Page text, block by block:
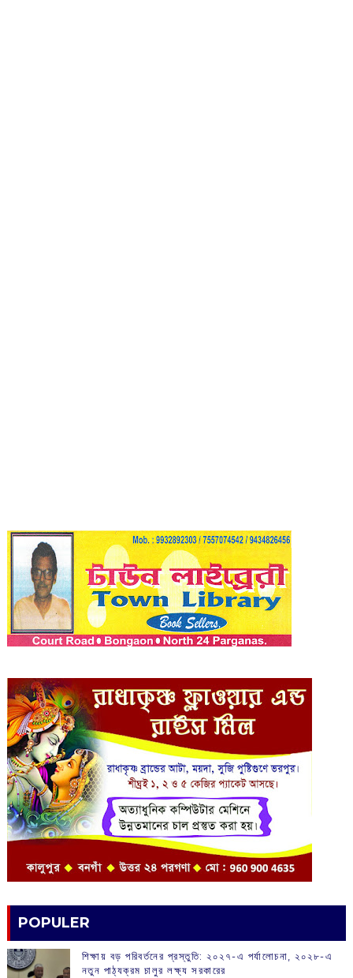
POPULER
শিক্ষায় বড় পরিবর্তনের প্রস্তুতি: ২০২৭-এ পর্যালোচনা, ২০২৮-এ
নতুন পাঠ্যক্রম চালুর লক্ষ্য সরকারের